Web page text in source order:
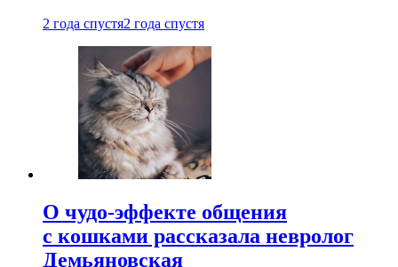
2 года спустя2 года спустя
О чудо-эффекте общения
с кошками рассказала невролог
Демьяновская